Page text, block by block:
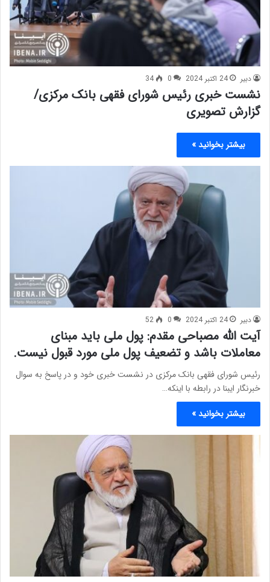
دبیر 24 اکتبر 2024 0
34
نشست خبری رئیس شورای فقهی بانک مرکزی/
گزارش تصویری
بیشتر بخوانید »
دبیر 24 اکتبر 2024 0
52
آیت الله مصباحی مقدم: پول ملی باید مبنای
معاملات باشد و تضعیف پول ملی مورد قبول نیست.
رئیس شورای فقهی بانک مرکزی در نشست خبری خود و در پاسخ به سوال
خبرنگار ایبنا در رابطه با اینکه…
بیشتر بخوانید »